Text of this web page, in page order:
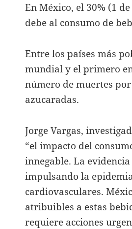
En México, el 30% (1
debe al consumo de
Entre los países más
mundial y el primero
número de muertes
azucaradas.
Jorge Vargas,
“el impacto del
innegable. La
impulsando la
cardiovasculares.
atribuibles a estas
requiere acciones